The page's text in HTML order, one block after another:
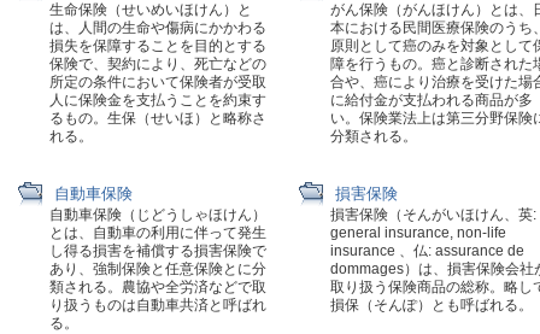
生命保険（せいめいほけん）と
は、人間の生命や傷病にかかわる
損失を保障することを目的とする
保険で、契約により、死亡などの
所定の条件において保険者が受取
人に保険金を支払うことを約束す
るもの。生保（せいほ）と略称さ
れる。
がん保険（がんほけん）とは、
本における民間医療保険のうち
原則として癌のみを対象として
障を行うもの。癌と診断された
合や、癌により治療を受けた場
に給付金が支払われる商品が多
い。保険業法上は第三分野保険
分類される。
自動車保険
自動車保険（じどうしゃほけん）
とは、自動車の利用に伴って発生
し得る損害を補償する損害保険で
あり、強制保険と任意保険とに分
類される。農協や全労済などで取
り扱うものは自動車共済と呼ばれ
る。
損害保険
損害保険（そんがいほけん、英:
general insurance, non-life
insurance 、仏: assurance de
dommages）は、損害保険会社
取り扱う保険商品の総称。略し
損保（そんぽ）とも呼ばれる。